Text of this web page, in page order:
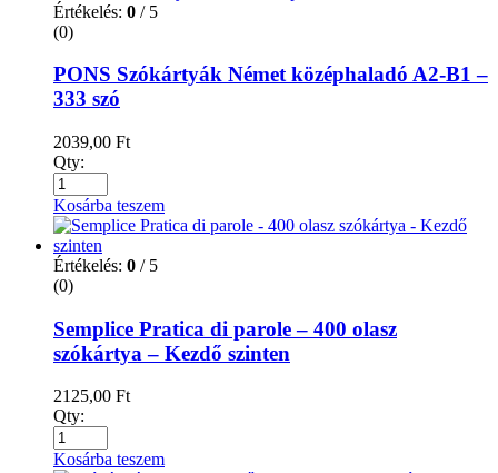
Értékelés: 0 / 5
(0)
PONS Szókártyák Német középhaladó A2-B1 –
333 szó
2039,00 Ft
Qty:
Kosárba teszem
Értékelés: 0 / 5
(0)
Semplice Pratica di parole – 400 olasz
szókártya – Kezdő szinten
2125,00 Ft
Qty:
Kosárba teszem